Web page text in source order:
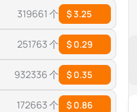
319661 个 $ 3.25
251763 个 $ 0.29
932336 个 $ 0.35
172663 个 $ 0.86